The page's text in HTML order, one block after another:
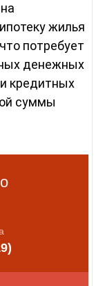
жилья
потребует
денежных
кредитных
суммы